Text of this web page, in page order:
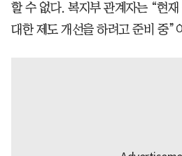
할 수 없다. 복지부 관계자는 “현재
대한 제도 개선을 하려고 준비 중”